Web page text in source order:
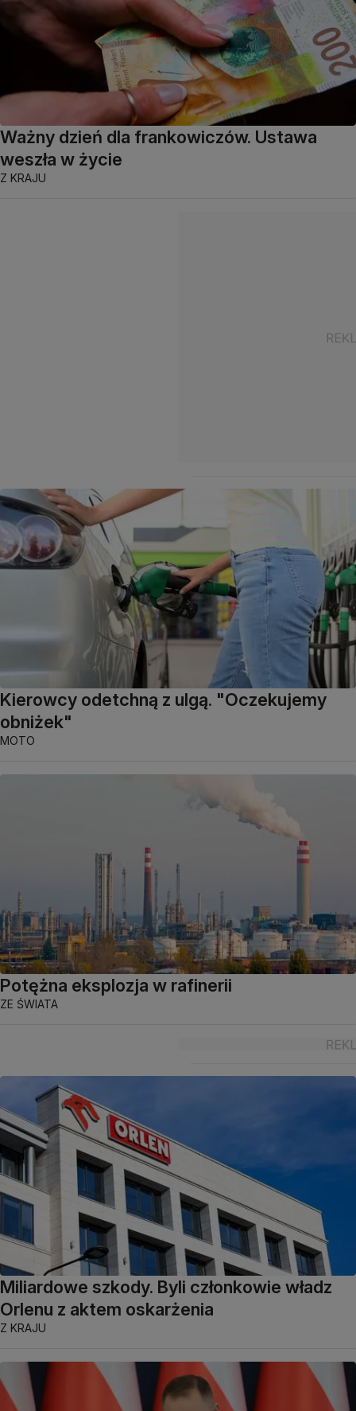
Ważny dzień dla frankowiczów. Ustawa
weszła w życie
Z KRAJU
Kierowcy odetchną z ulgą. "Oczekujemy
obniżek"
MOTO
Potężna eksplozja w rafinerii
ZE ŚWIATA
Miliardowe szkody. Byli członkowie władz
Orlenu z aktem oskarżenia
Z KRAJU